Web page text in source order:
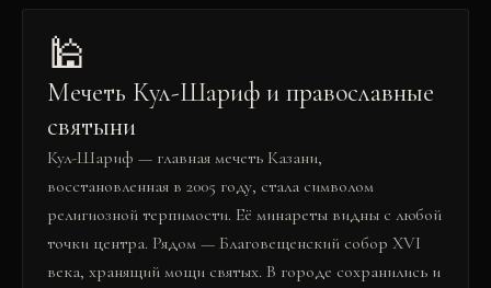
🕌
Мечеть Кул-Шариф и православные
святыни
Кул-Шариф — главная мечеть Казани,
восстановленная в 2005 году, стала символом
религиозной терпимости. Её минареты видны с любой
точки центра. Рядом — Благовещенский собор XVI
века, хранящий мощи святых. В городе сохранились и